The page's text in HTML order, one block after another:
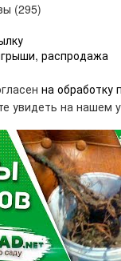
(295)
распродажа
на обработку
увидеть на нашем